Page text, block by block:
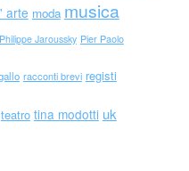
arte moda musica
Philippe Jaroussky Pier Paolo
racconti brevi registi
teatro tina modotti uk